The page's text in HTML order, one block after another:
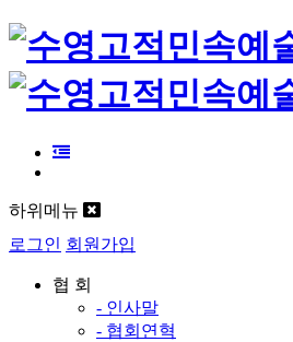
하위메뉴
로그인 회원가입
협 회
- 인사말
- 협회연혁